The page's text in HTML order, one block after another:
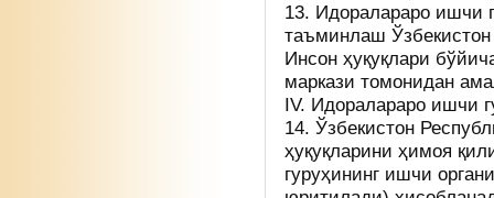
13. Идоралараро ишчи
таъминлаш
Инсон ҳуқуқлари
маркази томонидан
IV. Идоралараро ишчи
14. Ўзбекистон
ҳуқуқларини ҳимоя
гуруҳининг ишчи